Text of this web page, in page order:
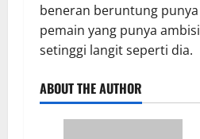
beneran beruntung punya
pemain yang punya ambisi
setinggi langit seperti dia.
ABOUT THE AUTHOR